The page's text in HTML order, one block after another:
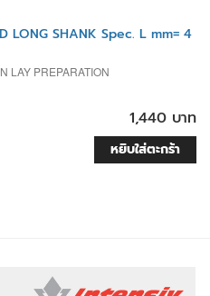
LONG SHANK Spec. L mm= 4
LAY PREPARATION
1,440 บาท
หยิบใส่ตะกร้า